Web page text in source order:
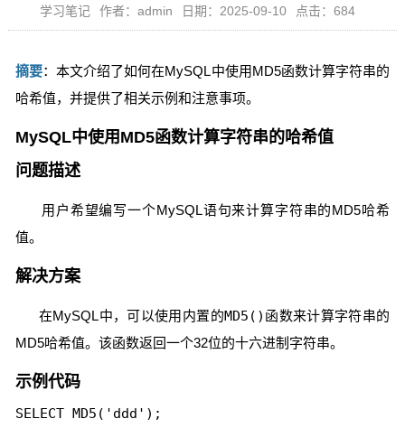
学习笔记 作者：admin 日期：2025-09-10 点击：684
摘要：本文介绍了如何在MySQL中使用MD5函数计算字符串的
哈希值，并提供了相关示例和注意事项。
MySQL中使用MD5函数计算字符串的哈希值
问题描述
用户希望编写一个MySQL语句来计算字符串的MD5哈希
值。
解决方案
在MySQL中，可以使用内置的MD5() 函数来计算字符串的
MD5哈希值。该函数返回一个32位的十六进制字符串。
示例代码
SELECT MD5('ddd');